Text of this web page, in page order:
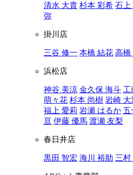
清水 大貴 杉本 彩希 石上
弥
掛川店
三谷 修一 本橋 結花 高橋
浜松店
神谷 美涼 金久保 海斗 工
萌々花 杉本 尚樹 岩崎 大
福上 愛莉 岩瀬 はるか 五
亘 伊藤 優馬 渡瀬 友梨
春日井店
黒田 智宏 海川 裕助 三村